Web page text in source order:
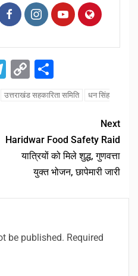
Telegram
Copy
Link
उत्तराखंड सहकारिता समिति
धन सिंह
Next
Haridwar Food Safety Raid
यात्रियों को मिले शुद्ध, गुणवत्ता
युक्त भोजन, छापेमारी जारी
be published. Required